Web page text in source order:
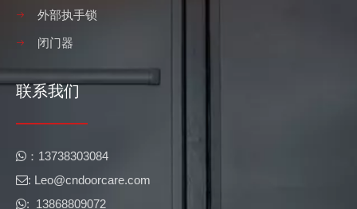
外部执手锁
闭门器
联系我们
 ​​：13738303084
: Leo@cndoorcare.com​​​​​​​
: 13868809072